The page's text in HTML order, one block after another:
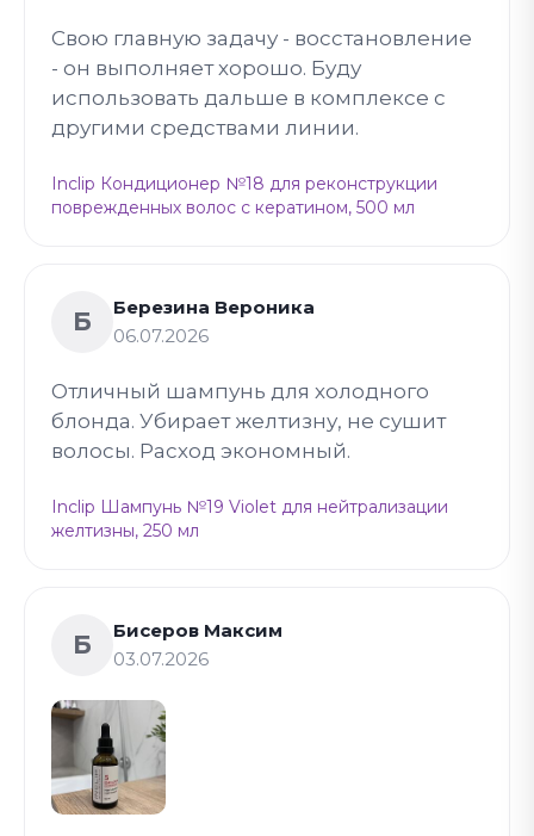
Свою главную задачу - восстановление
- он выполняет хорошо. Буду
использовать дальше в комплексе с
другими средствами линии.
Inclip Кондиционер №18 для реконструкции
поврежденных волос с кератином, 500 мл
Б
Березина Вероника
06.07.2026
Отличный шампунь для холодного
блонда. Убирает желтизну, не сушит
волосы. Расход экономный.
Inclip Шампунь №19 Violet для нейтрализации
желтизны, 250 мл
Б
Бисеров Максим
03.07.2026